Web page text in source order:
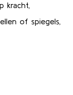
kracht,
of spiegels,